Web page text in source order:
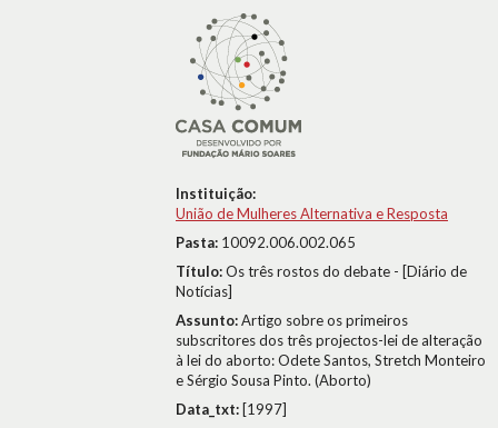
Instituição:
União de Mulheres Alternativa e Resposta
Pasta: 10092.006.002.065
Título:Os três rostos do debate - [Diário de
Notícias]
Assunto:Artigo sobre os primeiros
subscritores dos três projectos-lei de alteração
à lei do aborto: Odete Santos, Stretch Monteiro
e Sérgio Sousa Pinto. (Aborto)
Data_txt: [1997]